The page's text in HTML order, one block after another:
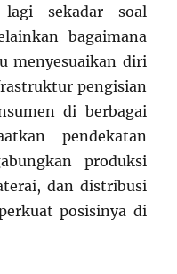
sekadar soal
bagaimana
menyesuaikan diri
pengisian
di berbagai
pendekatan
produksi
dan distribusi
posisinya di